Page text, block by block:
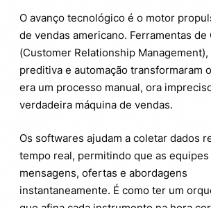
O avanço tecnológico é o motor
de vendas americano. Ferramentas de
(Customer Relationship Management),
preditiva e automação transformaram
era um processo manual, ora
verdadeira máquina de vendas.
Os softwares ajudam a coletar dados
tempo real, permitindo que as
mensagens, ofertas e abordagens
instantaneamente. É como ter um